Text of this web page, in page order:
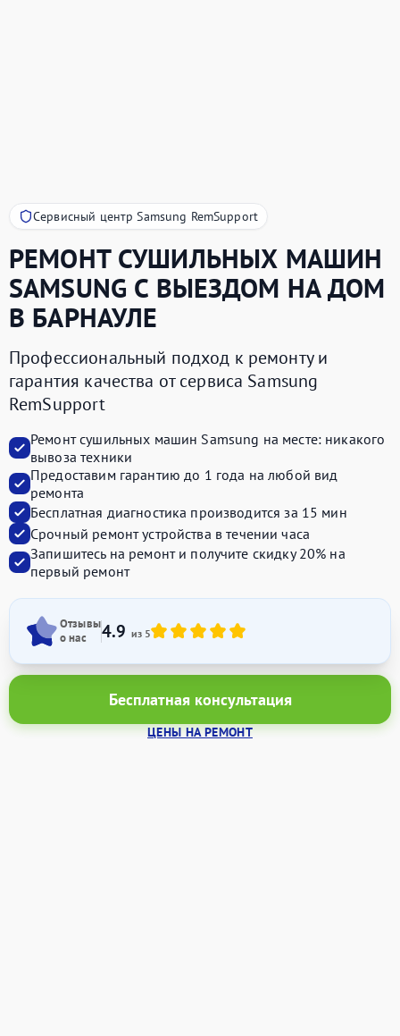
Сервисный центр Samsung RemSupport
РЕМОНТ СУШИЛЬНЫХ МАШИН
SAMSUNG С ВЫЕЗДОМ НА ДОМ
В БАРНАУЛЕ
Профессиональный подход к ремонту и
гарантия качества от сервиса Samsung
RemSupport
Ремонт сушильных машин Samsung на месте: никакого
вывоза техники
Предоставим гарантию до 1 года на любой вид
ремонта
Бесплатная диагностика производитсяза 15 мин
Срочный ремонт устройства в течении часа
Запишитесь на ремонт и получите скидку 20% на
первый ремонт
Отзывы
о нас
4.9 из 5
Бесплатная консультация
ЦЕНЫ НА РЕМОНТ